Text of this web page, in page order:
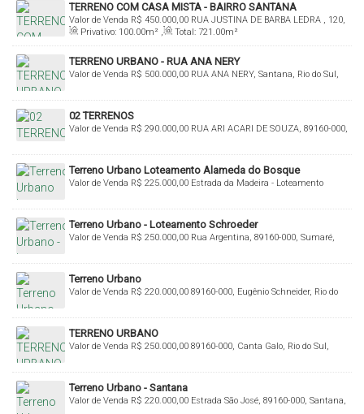
TERRENO COM CASA MISTA - BAIRRO SANTANA
R$ 450.000,00
Valor de Venda
RUA JUSTINA DE BARBA LEDRA , 120,
Santana, Rio do Sul, Santa Catarina, Brasil
Privativo: 100.00m² , Total: 721 .00m²
TERRENO URBANO - RUA ANA NERY
R$ 500.000,00
Valor de Venda
RUA ANA NERY, Santana, Rio do Sul,
02 TERRENOS
R$ 290.000,00
Valor de Venda
RUA ARI ACARI DE SOUZA, 89160-000,
Terreno Urbano Loteamento Alameda do Bosque
R$ 225.000,00
Valor de Venda
Estrada da Madeira - Loteamento
Brasil
Terreno Urbano - Loteamento Schroeder
R$ 250.000,00
Valor de Venda
Rua Argentina, 89160-000, Sumaré,
Terreno Urbano
R$ 220.000,00
Valor de Venda
89160-000, Eugênio Schneider, Rio do
TERRENO URBANO
R$ 250.000,00
Valor de Venda
89160-000, Canta Galo, Rio do Sul,
Terreno Urbano - Santana
R$ 220.000,00
Valor de Venda
Estrada São José, 89160-000, Santana,